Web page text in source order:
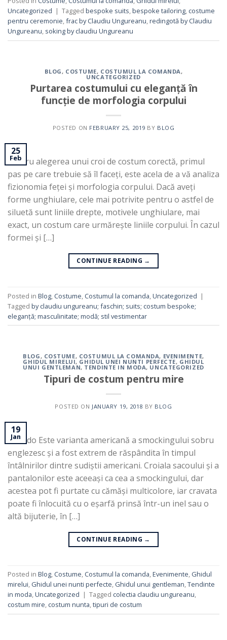
Uncategorized | Tagged bespoke suits,bespoke tailoring, costume
pentru ceremonie,frac by Claudiu Ungureanu,redingotă by Claudiu
Ungureanu, soking by claudiu Ungureanu
BLOG , COSTUME, COSTUMUL LA COMANDA,
UNCATEGORIZED
Purtarea costumului cu eleganță în
funcție de morfologia corpului
POSTED ON FEBRUARY 25, 2019 BY BLOG
25
Feb
Pentru alegerea unui croi de costum corectă, primul
pas pe care trebuie să îl faceți, este acela de a vă analiza
fizionomia feței și morfologia corpului. Dacă aveți
forme unghiulare, cele mai potrivite pentru o astfel de
siluetă sunt liniile drepte, motivele unghiulare, mai
exact, un costum care urmărește liniile corpului. În cazul
formei și […]
CONTINUE READING →
Posted in Blog, Costume, Costumul la comanda,Uncategorized |
Tagged by claudiu ungureanu; faschin; suits; costum bespoke;
eleganță; masculinitate; modă; stil vestimentar
BLOG, COSTUME, COSTUMUL LA COMANDA, EVENIMENTE,
GHIDUL MIRELUI, GHIDUL UNEI NUNTI PERFECTE, GHIDUL
UNUI GENTLEMAN, TENDINTE IN MODA, UNCATEGORIZED
Tipuri de costum pentru mire
POSTED ON JANUARY 19, 2018 BY BLOG
19
Jan
Tuxedo Este varianta americană a smockingului sobru
englezesc și a fost extrem de răspândita în timpul
întâlnirilor dintre sudiștii americani. Croiala sacoului și a
pantalonilor este aceeași ca cea a smockingului, dar
acestea pot fi purtate cu cămăși multicolore, iar cravata
poate fi înlocuită cu o eșarfă prinsă într-un inel sau o
altă bijuterie, în […]
CONTINUE READING →
Posted in Blog, Costume, Costumul la comanda,Evenimente, Ghidul
mirelui, Ghidul unei nunti perfecte, Ghidul unui gentleman,Tendinte
in moda,Uncategorized | Tagged colectia claudiu ungureanu,
costum mire, costum nunta,tipuri de costum